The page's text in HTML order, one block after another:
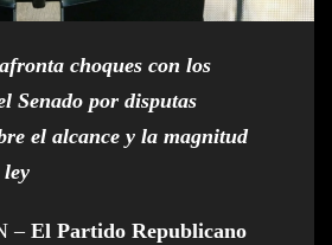
choques con los
Senado por disputas
el alcance y la magnitud
ley
– El Partido Republicano